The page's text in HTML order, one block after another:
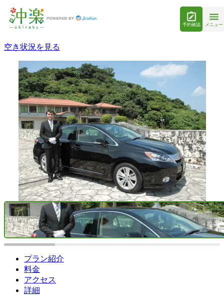
予約確認 メニュー
空き状況を見る
プラン紹介
料金
アクセス
詳細